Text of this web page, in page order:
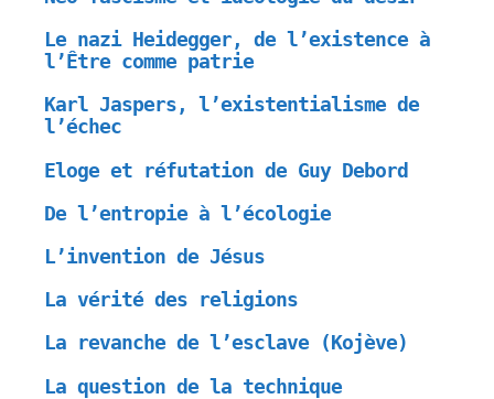
Le nazi Heidegger, de l’existence à
l’Être comme patrie
Karl Jaspers, l’existentialisme de
l’échec
Eloge et réfutation de Guy Debord
De l’entropie à l’écologie
L’invention de Jésus
La vérité des religions
La revanche de l’esclave (Kojève)
La question de la technique